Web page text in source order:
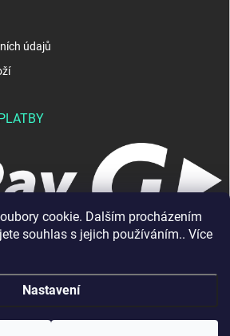
cookie. Dalším procházením
souhlas s jejich používáním.. Více
Nastavení
údajů
Vytvořil Shoptet
JablkoShop. Všechna práva vyhrazena.